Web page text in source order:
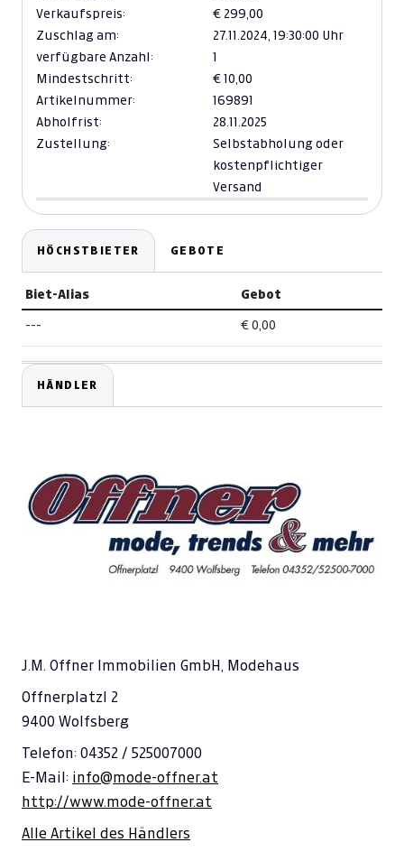
Verkaufspreis:
€ 299,00
Zuschlag am:
27.11.2024, 19:30:00 Uhr
verfügbare Anzahl:
1
Mindestschritt:
€ 10,00
Artikelnummer:
169891
Abholfrist:
28.11.2025
Zustellung:
Selbstabholung oder
kostenpflichtiger
Versand
HÖCHSTBIETER GEBOTE
Biet-Alias Gebot
--- € 0,00
HÄNDLER
J.M. Offner Immobilien GmbH, Modehaus
Offnerplatzl 2
9400 Wolfsberg
Telefon: 04352 / 525007000
E-Mail: info@mode-offner.at
http://www.mode-offner.at
Alle Artikel des Händlers